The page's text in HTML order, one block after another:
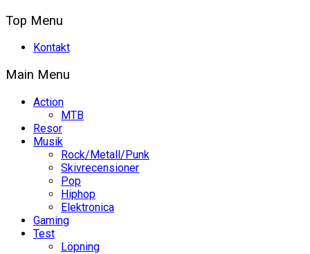
Top Menu
Kontakt
Main Menu
Action
MTB
Resor
Musik
Rock/Metall/Punk
Skivrecensioner
Pop
Hiphop
Elektronica
Gaming
Test
Löpning